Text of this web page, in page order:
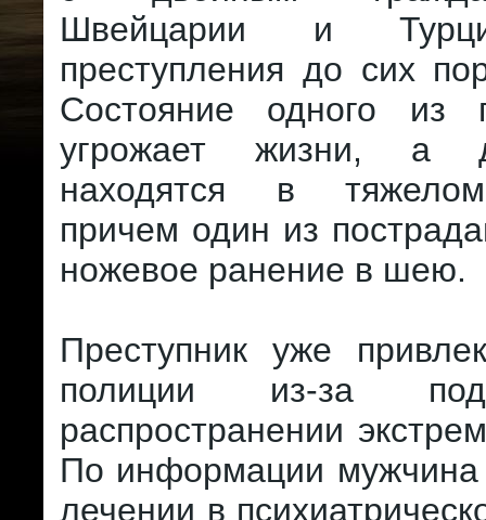
Швейцарии и
преступления до сих
Состояние одного из
угрожает жизни, а
находятся в
причем один из
ножевое ранение в шею.
Преступник уже
полиции из-за
распространении
По информации мужчина
лечении в